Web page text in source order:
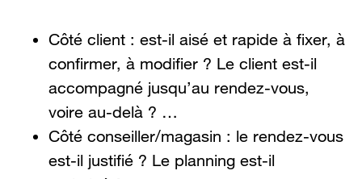
Côté client : est-il aisé et rapide à fixer, à
confirmer, à modifier ? Le client est-il
accompagné jusqu’au rendez-vous,
voire au-delà ? …
Côté conseiller/magasin : le rendez-vous
est-il justifié ? Le planning est-il